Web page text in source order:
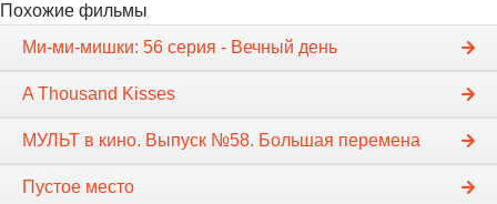
Похожие фильмы
Ми-ми-мишки: 56 серия - Вечный день
A Thousand Kisses
МУЛЬТ в кино. Выпуск №58. Большая перемена
Пустое место